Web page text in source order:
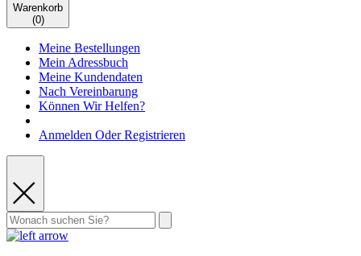
Warenkorb
(0)
Meine Bestellungen
Mein Adressbuch
Meine Kundendaten
Nach Vereinbarung
Können Wir Helfen?
Anmelden Oder Registrieren